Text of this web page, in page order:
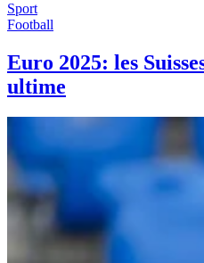
Sport
Football
Euro 2025: les
ultime